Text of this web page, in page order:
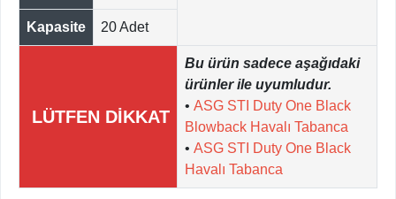
Kapasite 20 Adet
LÜTFEN DİKKAT
Bu ürün sadece aşağıdaki
ürünler ile uyumludur.
• ASG STI Duty One Black
Blowback Havalı Tabanca
• ASG STI Duty One Black
Havalı Tabanca